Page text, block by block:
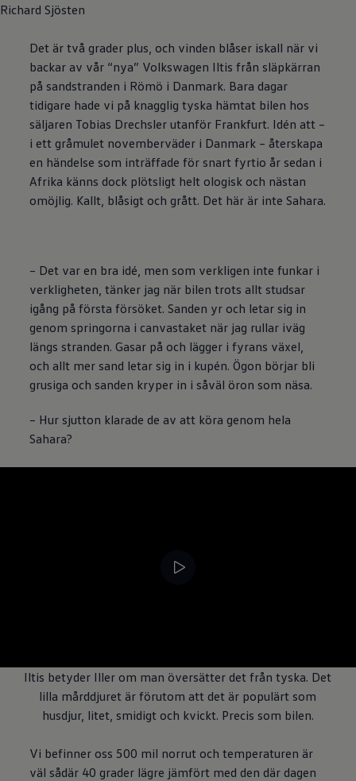
Richard Sjösten
Det är två grader plus, och vinden blåser iskall när vi
backar av vår “nya” Volkswagen Iltis från släpkärran
på sandstranden i Römö i Danmark. Bara dagar
tidigare hade vi på knagglig tyska hämtat bilen hos
säljaren Tobias Drechsler utanför Frankfurt. Idén att –
i ett gråmulet novemberväder i Danmark – återskapa
en händelse som inträffade för snart fyrtio år sedan i
Afrika känns dock plötsligt helt ologisk och nästan
omöjlig. Kallt, blåsigt och grått. Det här är inte Sahara.
– Det var en bra idé, men som verkligen inte funkar i
verkligheten, tänker jag när bilen trots allt studsar
igång på första försöket. Sanden yr och letar sig in
genom springorna i canvastaket när jag rullar iväg
längs stranden. Gasar på och lägger i fyrans växel,
och allt mer sand letar sig in i kupén. Ögon börjar bli
grusiga och sanden kryper in i såväl öron som näsa.
– Hur sjutton klarade de av att köra genom hela
Sahara?
Iltis betyder Iller om man översätter det från tyska. Det
lilla mårddjuret är förutom att det är populärt som
husdjur, litet, smidigt och kvickt. Precis som bilen.
Vi befinner oss 500 mil norrut och temperaturen är
väl sådär 40 grader lägre jämfört med den där dagen